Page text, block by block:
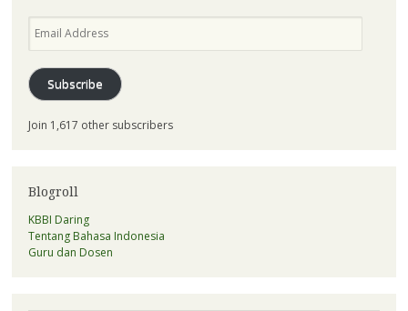
Address
Subscribe
Join 1,617 other subscribers
Blogroll
KBBI Daring
Tentang Bahasa Indonesia
Guru dan Dosen